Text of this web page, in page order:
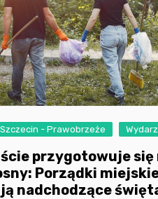
Szczecin - Prawobrzeże
przygotowuje się
Porządki
nadchodzące